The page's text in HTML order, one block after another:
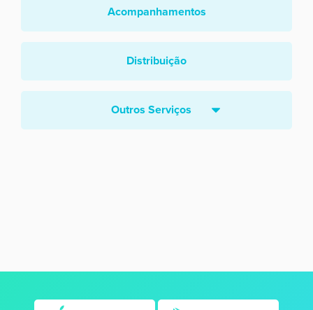
Acompanhamentos
Distribuição
Outros Serviços